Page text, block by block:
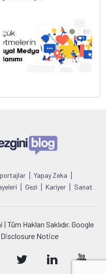
Yapay Zeka
Gezi Kariyer Sanat
Hakları Saklıdır. Google
Notice